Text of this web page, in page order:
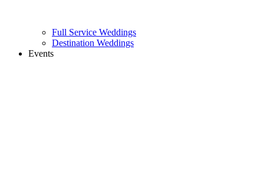
Full Service Weddings
Destination Weddings
Events